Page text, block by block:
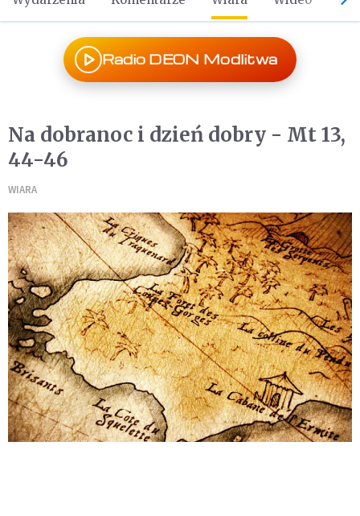
Radio DEON Modlitwa
Na dobranoc i dzień dobry - Mt 13,
44-46
WIARA